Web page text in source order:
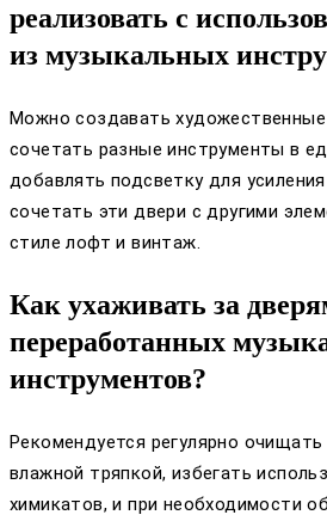
реализовать с
из музыкальных
Можно создавать
сочетать разные инструменты в
добавлять подсветку для
сочетать эти двери с другими
стиле лофт и винтаж.
Как ухаживать за
переработанных
инструментов?
Рекомендуется регулярно
влажной тряпкой, избегать
химикатов, и при необходимости